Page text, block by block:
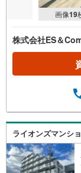
画像19
株式会社ES＆
ライオンズマンシ